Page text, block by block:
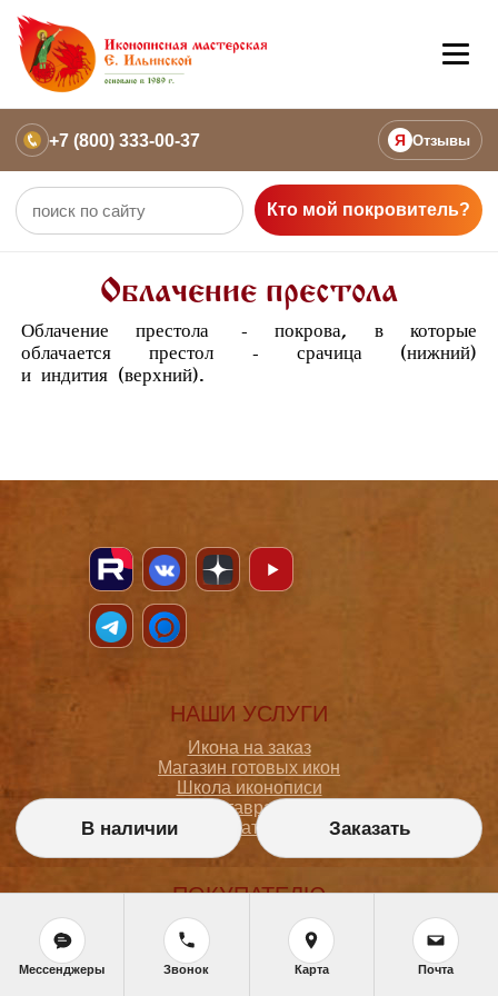
+7 (800) 333-00-37 Я Отзывы
Кто мой покровитель?
Облачение престола
Облачение престола - покрова, в которые
облачаетсяпрестол - срачица(нижний)
и индития(верхний).
НАШИ УСЛУГИ
Икона на заказ
Магазин готовых икон
Школа иконописи
Реставрация
Статьи
ПОКУПАТЕЛЮ
О мастерской
Как сделать заказ
Доставка и оплата
В наличии Заказать
Мессенджеры Звонок Карта Почта